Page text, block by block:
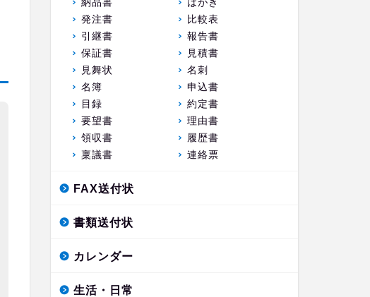
納品書
はがき
発注書
比較表
引継書
報告書
保証書
見積書
見舞状
名刺
名簿
申込書
目録
約定書
要望書
理由書
領収書
履歴書
稟議書
連絡票
FAX送付状
書類送付状
カレンダー
生活・日常